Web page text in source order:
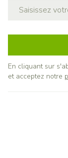
En cliquant sur
et acceptez notre